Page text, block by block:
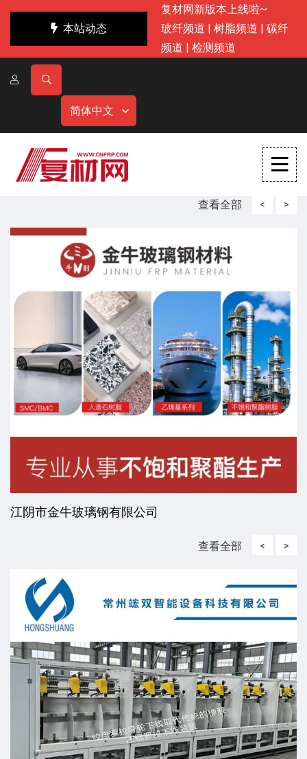
本站动态
复材网新版本上线啦~
玻纤频道 | 树脂频道 | 碳纤
频道 | 检测频道
简体中文
查看全部 <
江阴市金牛玻璃钢有限公司
>
查看全部 < >